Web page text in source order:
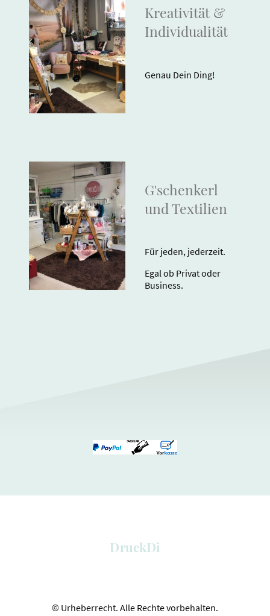
Kreativität &
Individualität
Genau Dein Ding!
G'schenkerl
und Textilien
Für jeden, jederzeit.
Egal ob Privat oder
Business.
DruckDi
© Urheberrecht. Alle Rechte vorbehalten.